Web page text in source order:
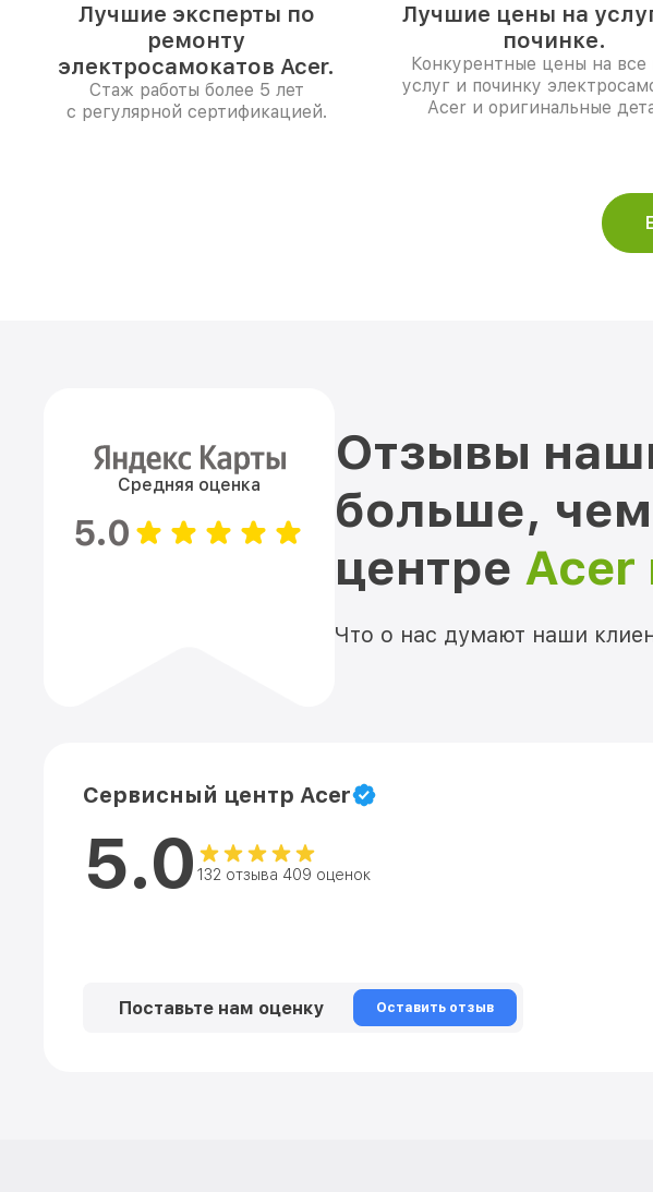
Лучшие эксперты по
ремонту
электросамокатов Acer.
Стаж работы более 5 лет
с регулярной сертификацией.
Лучшие цены на
починке.
Конкурентные цены на все
услуг и починку
Acer и оригинальные
Средняя оценка
5.0
Отзывы
больше,
центре Acer
Что о нас думают наши
Сервисный центр Acer
5.0 132 отзыва 409 оценок
Поставьте нам оценку Оставить отзыв